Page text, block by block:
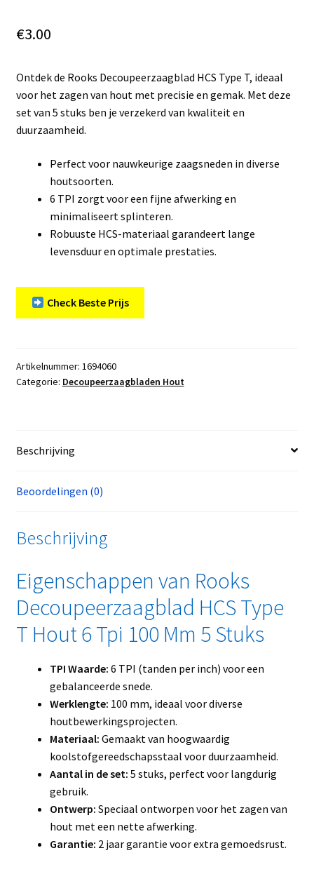
Winkelwagen
€3.00
Ontdek de Rooks Decoupeerzaagblad HCS Type T, ideaal
voor het zagen van hout met precisie en gemak. Met deze
set van 5 stuks ben je verzekerd van kwaliteit en
duurzaamheid.
Perfect voor nauwkeurige zaagsneden in diverse
houtsoorten.
6 TPI zorgt voor een fijne afwerking en
minimaliseert splinteren.
Robuuste HCS-materiaal garandeert lange
levensduur en optimale prestaties.
Check Beste Prijs
Artikelnummer: 1694060
Categorie: Decoupeerzaagbladen Hout
Beschrijving
Beoordelingen (0)
Beschrijving
Eigenschappen van Rooks
Decoupeerzaagblad HCS Type
T Hout 6 Tpi 100 Mm 5 Stuks
TPI Waarde: 6 TPI (tanden per inch) voor een
gebalanceerde snede.
Werklengte: 100 mm, ideaal voor diverse
houtbewerkingsprojecten.
Materiaal: Gemaakt van hoogwaardig
koolstofgereedschapsstaal voor duurzaamheid.
Aantal in de set: 5 stuks, perfect voor langdurig
gebruik.
Ontwerp: Speciaal ontworpen voor het zagen van
hout met een nette afwerking.
Garantie: 2 jaar garantie voor extra gemoedsrust.